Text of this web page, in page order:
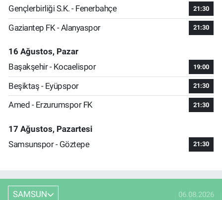
Gençlerbirliği S.K. - Fenerbahçe 21:30
Gaziantep FK - Alanyaspor 21:30
16 Ağustos, Pazar
Başakşehir - Kocaelispor
19:00
Beşiktaş - Eyüpspor 21:30
Amed - Erzurumspor FK 21:30
17 Ağustos, Pazartesi
Samsunspor - Göztepe
21:30
SAMSUN 06.08.2026